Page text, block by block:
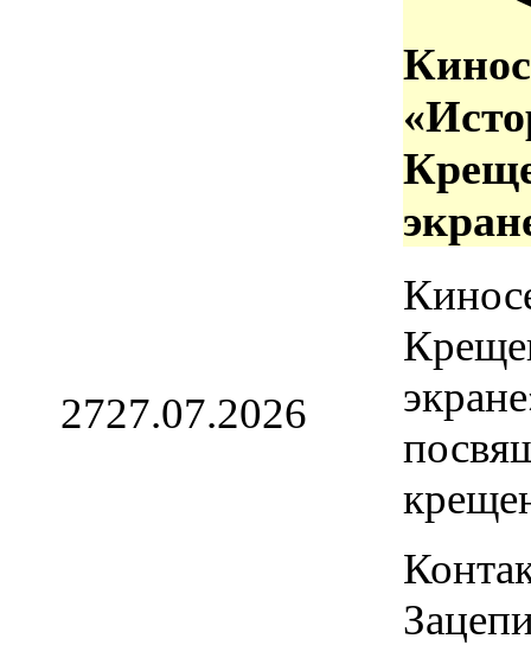
2727.07.2026